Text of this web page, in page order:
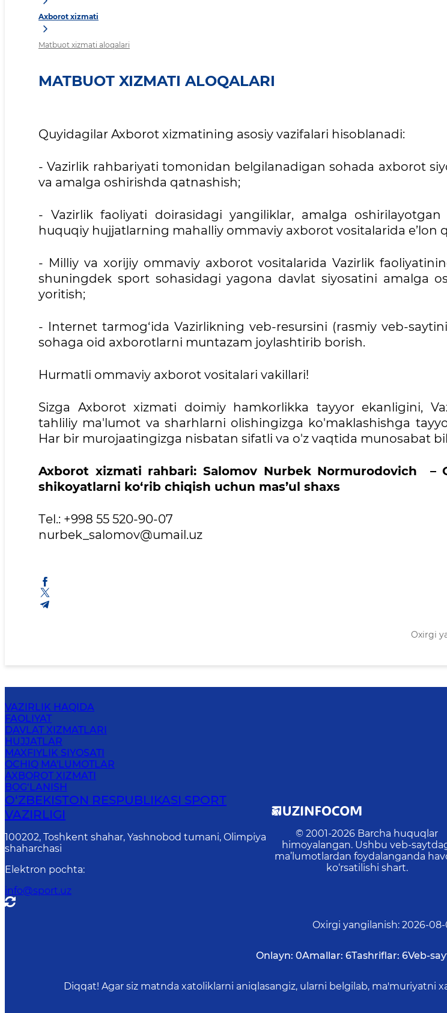
Axborot xizmati
Matbuot xizmati aloqalari
MATBUOT XIZMATI ALOQALARI
Quyidagilar Axborot xizmatining asosiy vazifalari hisoblanadi:
- Vazirlik rahbariyati tomonidan belgilanadigan sohada axborot
va amalga oshirishda qatnashish;
- Vazirlik faoliyati doirasidagi yangiliklar, amalga
huquqiy hujjatlarning mahalliy ommaviy axborot vositalarida e’lon
- Milliy va xorijiy ommaviy axborot vositalarida Vazirlik
shuningdek sport sohasidagi yagona davlat siyosatini amalga
yoritish;
- Internet tarmog‘ida Vazirlikning veb-resursini (rasmiy veb-
sohaga oid axborotlarni muntazam joylashtirib borish.
Hurmatli ommaviy axborot vositalari vakillari!
Sizga Axborot xizmati doimiy hamkorlikka tayyor ekanligini,
tahliliy ma'lumot va sharhlarni olishingizga ko'maklashishga
Har bir murojaatingizga nisbatan sifatli va o'z vaqtida munosabat
Axborot xizmati rahbari: Salomov Nurbek Normurodovich –
shikoyatlarni ko‘rib chiqish uchun mas’ul shaxs
Тel.: +998 55 520-90-07
nurbek_salomov@umail.uz
Oxirgi
VAZIRLIK HAQIDA
FAOLIYAT
DAVLAT XIZMATLARI
HUJJATLAR
MAXFIYLIK SIYOSATI
OCHIQ MA'LUMOTLAR
AXBOROT XIZMATI
BOG‘LANISH
O‘ZBEKISTON RESPUBLIKASI SPORT
VAZIRLIGI
100202, Toshkent shahar, Yashnobod tumani, Olimpiya
shaharchasi
Elektron pochta:
info@sport.uz
© 2001-2026 Barcha huquqlar
himoyalangan. Ushbu veb-
ma’lumotlardan foydalanganda
ko‘rsatilishi shart.
Oxirgi yangilanish: 2026-08-
Onlayn: 0Amallar: 6Tashriflar: 6Veb-
Diqqat! Agar siz matnda xatoliklarni aniqlasangiz, ularni belgilab,